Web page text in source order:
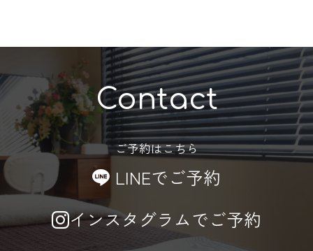
Contact
ご予約はこちら
LINEでご予約
インスタグラムでご予約